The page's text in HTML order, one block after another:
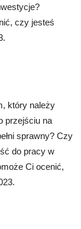
czy jesteś
który należy
przejściu na
sprawny? Czy
do pracy w
Ci ocenić,